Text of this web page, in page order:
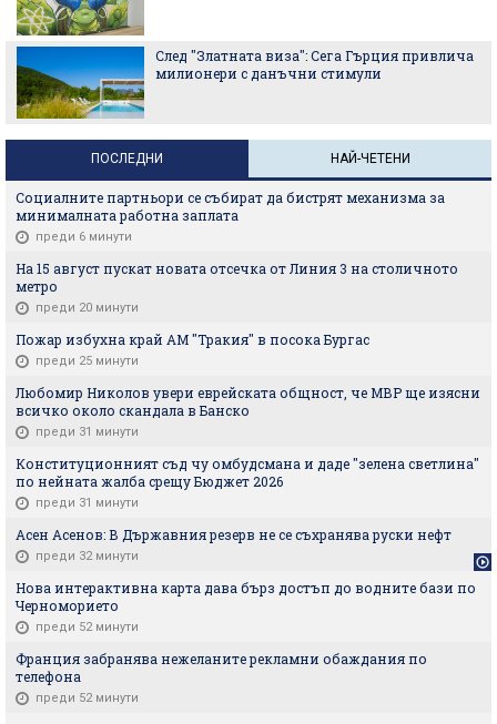
След "Златната виза": Сега Гърция привлича
милионери с данъчни стимули
ПОСЛЕДНИ НАЙ-ЧЕТЕНИ
Социалните партньори се събират да бистрят механизма за
минималната работна заплата
преди 6 минути
На 15 август пускат новата отсечка от Линия 3 на столичното
метро
преди 20 минути
Пожар избухна край АМ "Тракия" в посока Бургас
преди 25 минути
Любомир Николов увери еврейската общност, че МВР ще изясни
всичко около скандала в Банско
преди 31 минути
Конституционният съд чу омбудсмана и даде "зелена светлина"
по нейната жалба срещу Бюджет 2026
преди 31 минути
Асен Асенов: В Държавния резерв не се съхранява руски нефт
преди 32 минути
Нова интерактивна карта дава бърз достъп до водните бази по
Черноморието
преди 52 минути
Франция забранява нежеланите рекламни обаждания по
телефона
преди 52 минути